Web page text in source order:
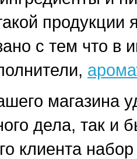
продукции
с тем что в
магазина
дела, так и
клиента